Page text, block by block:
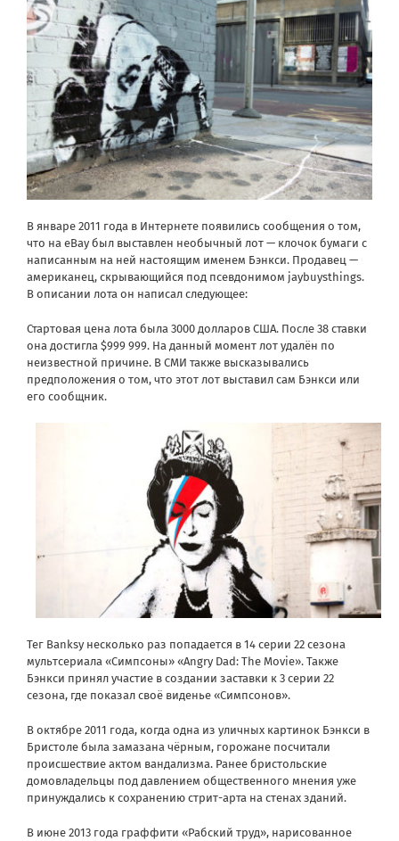
В январе 2011 года в Интернете появились сообщения о том,
что на eBay был выставлен необычный лот — клочок бумаги с
написанным на ней настоящим именем Бэнкси. Продавец —
американец, скрывающийся под псевдонимом jaybuysthings.
В описании лота он написал следующее:
Стартовая цена лота была 3000 долларов США. После 38 ставки
она достигла $999 999. На данный момент лот удалён по
неизвестной причине. В СМИ также высказывались
предположения о том, что этот лот выставил сам Бэнкси или
его сообщник.
Тег Banksy несколько раз попадается в 14 серии 22 сезона
мультсериала «Симпсоны» «Angry Dad: The Movie». Также
Бэнкси принял участие в создании заставки к 3 серии 22
сезона, где показал своё виденье «Симпсонов».
В октябре 2011 года, когда одна из уличных картинок Бэнкси в
Бристоле была замазана чёрным, горожане посчитали
происшествие актом вандализма. Ранее бристольские
домовладельцы под давлением общественного мнения уже
принуждались к сохранению стрит-арта на стенах зданий.
В июне 2013 года граффити «Рабский труд», нарисованное